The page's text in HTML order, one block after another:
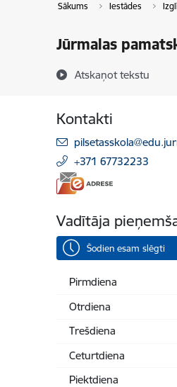
Sākums Iestādes
Jūrmalas
Atskaņot tekstu
Kontakti
E-pasts:
+371 67732233
Vadītāja
Šodien esam slēgti
Pirmdiena
Otrdiena
Trešdiena
Ceturtdiena
Piektdiena